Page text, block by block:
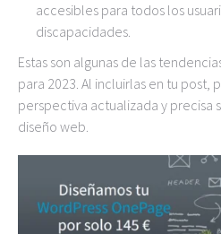
accesibles para todos los
discapacidades.
Estas son algunas de las
para 2023. Al incluirlas en tu post,
perspectiva actualizada y precisa
diseño web.